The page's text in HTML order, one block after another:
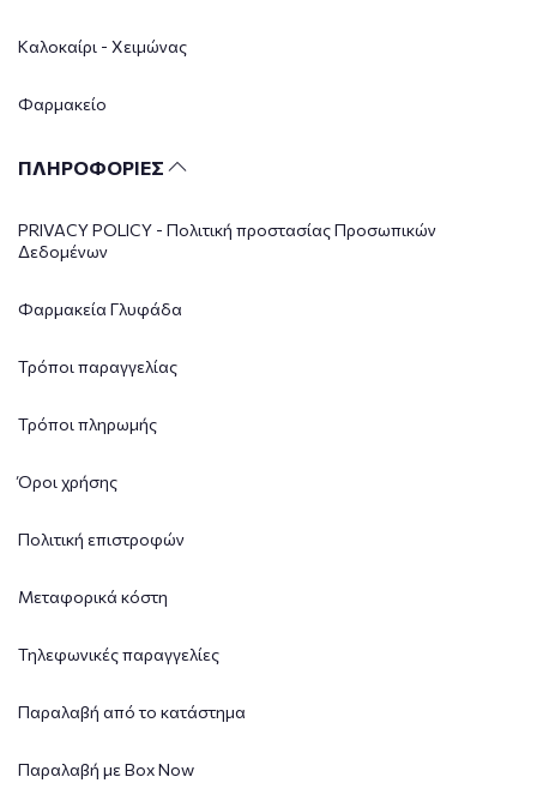
Καλοκαίρι - Χειμώνας
Φαρμακείο
ΠΛΗΡΟΦΟΡΙΕΣ
PRIVACY POLICY - Πολιτική προστασίας Προσωπικών
Δεδομένων
Φαρμακεία Γλυφάδα
Τρόποι παραγγελίας
Τρόποι πληρωμής
Όροι χρήσης
Πολιτική επιστροφών
Μεταφορικά κόστη
Τηλεφωνικές παραγγελίες
Παραλαβή από το κατάστημα
Παραλαβή με Box Now